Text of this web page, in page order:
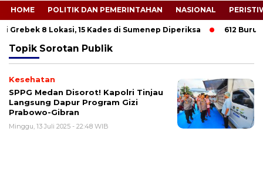
HOME POLITIK DAN PEMERINTAHAN NASIONAL
8 Lokasi, 15 Kades di Sumenep Diperiksa 612 Buruh
Topik Sorotan Publik
Kesehatan
SPPG Medan Disorot! Kapolri Tinjau
Langsung Dapur Program Gizi
Prabowo-Gibran
Minggu, 13 Juli 2025 - 22:48 WIB